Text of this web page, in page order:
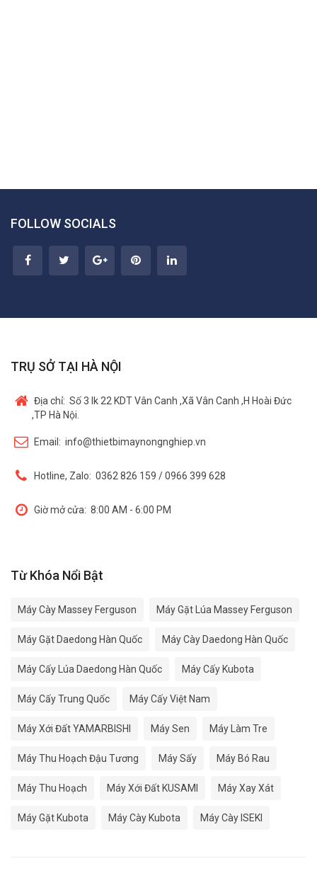
FOLLOW SOCIALS
TRỤ SỞ TẠI HÀ NỘI
Địa chỉ: Số 3 lk 22 KDT Vân Canh ,Xã Vân Canh ,H Hoài Đức
,TP Hà Nội.
Email: info@thietbimaynongnghiep.vn
Hotline, Zalo: 0362 826 159 / 0966 399 628
Giờ mở cửa: 8:00 AM - 6:00 PM
Từ Khóa Nổi Bật
Máy Cày Massey Ferguson Máy Gặt Lúa Massey Ferguson
Máy Gặt Daedong Hàn Quốc Máy Cày Daedong Hàn Quốc
Máy Cấy Lúa Daedong Hàn Quốc Máy Cấy Kubota
Máy Cấy Trung Quốc Máy Cấy Việt Nam
Máy Xới Đất YAMARBISHI Máy Sen Máy Làm Tre
Máy Thu Hoạch Đậu Tương Máy Sấy Máy Bó Rau
Máy Thu Hoạch Máy Xới Đất KUSAMI Máy Xay Xát
Máy Gặt Kubota Máy Cày Kubota Máy Cày ISEKI